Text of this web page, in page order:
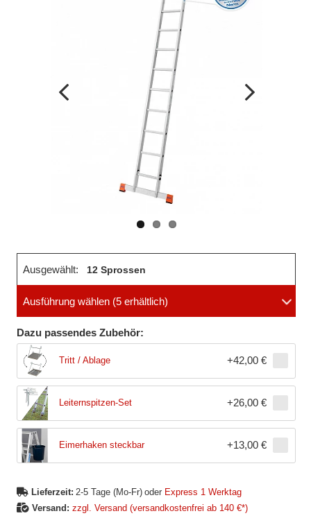
Ausgewählt: 12 Sprossen
Ausführung wählen (5 erhältlich)
Dazu passendes Zubehör:
Tritt / Ablage +42,00 €
Leiternspitzen-Set +26,00 €
Eimerhaken steckbar +13,00 €
Lieferzeit: 2-5 Tage (Mo-Fr) oder Express 1 Werktag
Versand: zzgl. Versand (versandkostenfrei ab 140 €*)